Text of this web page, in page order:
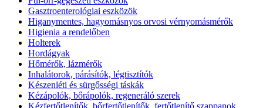
Gasztroenterológiai eszközök
Higanymentes, hagyomásnyos orvosi vérnyomásmérők
Higienia a rendelőben
Holterek
Hordágyak
Hőmérők, lázmérők
Inhalátorok, párásítók, légtisztítók
Készenléti és sürgősségi táskák
Kézápolók, bőrápolók, regeneráló szerek